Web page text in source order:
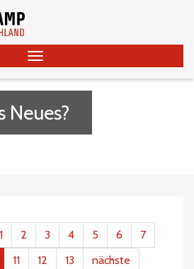
Neues?
1 2 3 4 5 6
7
11 12 13 nächste